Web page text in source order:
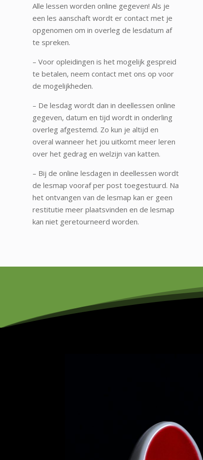
Alle lessen worden online gegeven! Als je
een les aanschaft wordt er contact met je
opgenomen om in overleg de lesdatum af
te spreken.
– Voor opleidingen is het mogelijk gespreid
te betalen, neem contact met ons op voor
de mogelijkheden.
– De lesdag wordt dan in deellessen online
gegeven, datum en tijd wordt in onderling
overleg afgestemd. Zo kun je altijd en
overal wanneer het jou uitkomt meer leren
over het gedrag en welzijn van katten.
– Bij de online lesdagen in deellessen wordt
de lesmap vooraf per post toegestuurd. Na
het ontvangen van de lesmap kan er geen
restitutie meer plaatsvinden en de lesmap
kan niet geretourneerd worden.